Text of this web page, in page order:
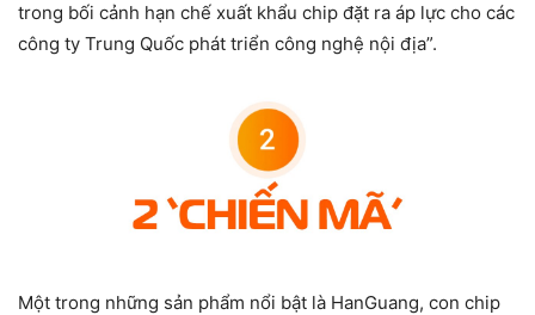
trong bối cảnh hạn chế xuất khẩu chip đặt ra áp lực cho các
công ty Trung Quốc phát triển công nghệ nội địa”.
Một trong những sản phẩm nổi bật là HanGuang, con chip